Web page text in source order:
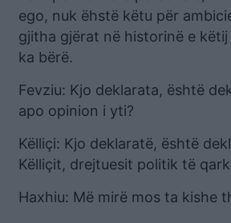
ego, nuk ëhstë këtu për
gjitha gjërat në historinë e këtij
ka bërë.
Fevziu: Kjo deklarata, është
apo opinion i yti?
Këlliçi: Kjo deklaratë, është
Këlliçit, drejtuesit politik të
Haxhiu: Më mirë mos ta kishe